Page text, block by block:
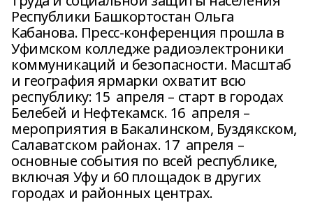
Республики Башкортостан Ольга
Кабанова. Пресс-конференция прошла в
Уфимском колледже радиоэлектроники
коммуникаций и безопасности. Масштаб
и география ярмарки охватит всю
республику: 15 апреля – старт в городах
Белебей и Нефтекамск. 16 апреля –
мероприятия в Бакалинском, Буздякском,
Салаватском районах. 17 апреля –
основные события по всей республике,
включая Уфу и 60 площадок в других
городах и районных центрах.